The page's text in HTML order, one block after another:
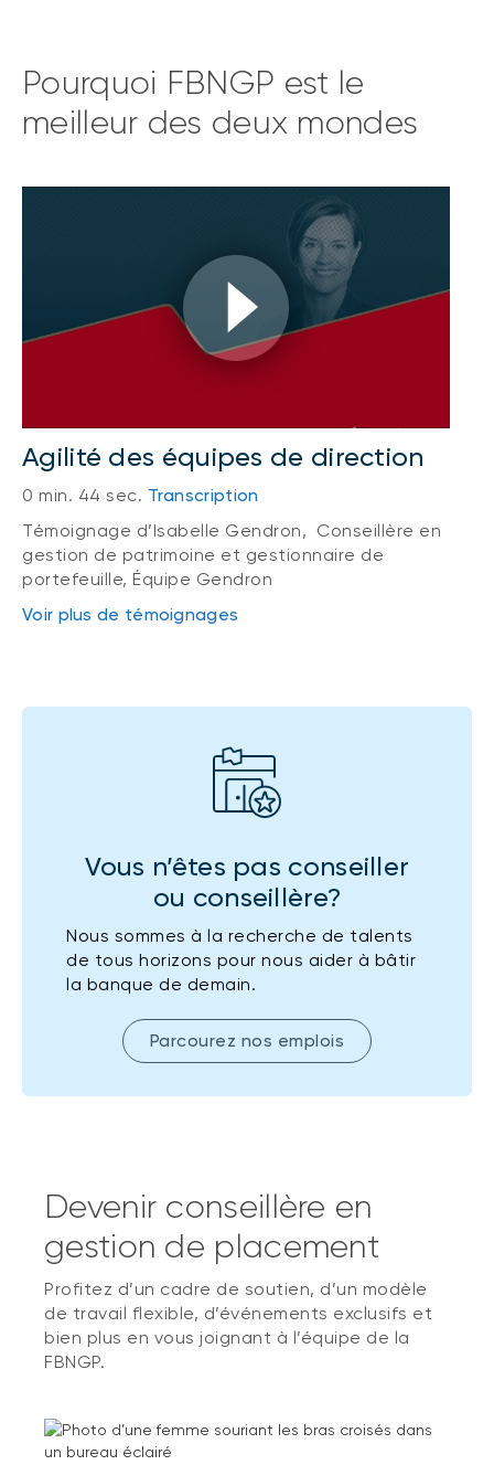
Pourquoi FBNGP est le
meilleur des deux mondes
Agilité des équipes de direction
0 min. 44 sec. Transcription
Témoignage d’Isabelle Gendron, Conseillère en
gestion de patrimoine et gestionnaire de
portefeuille, Équipe Gendron
Voir plus de témoignages
Vous n’êtes pas conseiller
ou conseillère?
Nous sommes à la recherche de talents
de tous horizons pour nous aider à bâtir
la banque de demain.
Parcourez nos emplois
Devenir conseillère en
gestion de placement
Profitez d’un cadre de soutien, d’un modèle
de travail flexible, d’événements exclusifs et
bien plus en vous joignant à l’équipe de la
FBNGP.